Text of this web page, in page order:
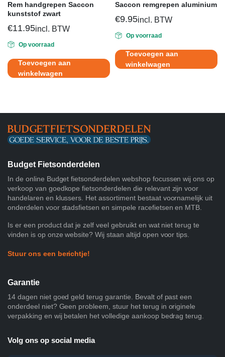
Rem handgrepen Saccon
kunststof zwart
€11.95incl. BTW
Op voorraad
Toevoegen aan
winkelwagen
Saccon remgrepen aluminium
€9.95incl. BTW
Op voorraad
Toevoegen aan
winkelwagen
Budget Fietsonderdelen
In de online Budget fietsonderdelen webshop focussen wij ons op
verkoop van goedkope fietsonderdelen die relevant zijn voor
handelaren en klussers. Het assortiment bestaat voornamelijk uit
onderdelen voor stadsfietsen en simpele racefietsen en MTB.
Is er een product dat je zelf veel gebruikt en wat niet terug te
vinden is op onze website? Wij staan altijd open voor tips.
Stuur ons een berichtje!
Garantie
14 dagen niet goed geld terug garantie. Bevalt of past een
onderdeel niet? Geen probleem, stuur het terug in originele
verpakking en wij betalen het volledige aankoop bedrag terug.
Volg ons op social media